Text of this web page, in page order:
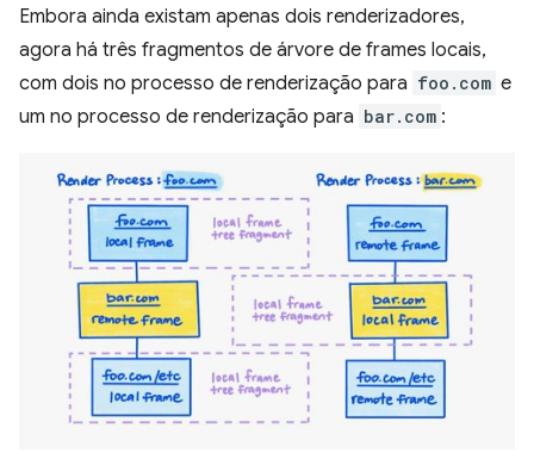
Embora ainda existam apenas dois renderizadores,
agora há três fragmentos de árvore de frames locais,
com dois no processo de renderização para foo.com e
um no processo de renderização para bar.com :